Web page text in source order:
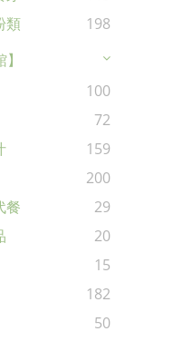
類
198
100
72
159
200
餐
29
20
15
182
50